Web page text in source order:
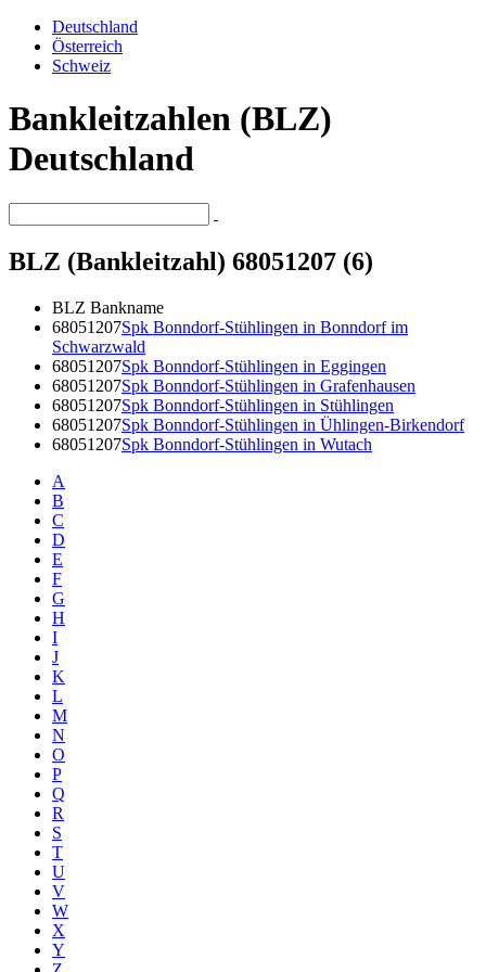
Deutschland
Österreich
Schweiz
Bankleitzahlen (BLZ)
Deutschland
BLZ (Bankleitzahl) 68051207 (6)
BLZ Bankname
68051207Spk Bonndorf-Stühlingen in Bonndorf im
Schwarzwald
68051207Spk Bonndorf-Stühlingen in Eggingen
68051207Spk Bonndorf-Stühlingen in Grafenhausen
68051207Spk Bonndorf-Stühlingen in Stühlingen
68051207Spk Bonndorf-Stühlingen in Ühlingen-Birkendorf
68051207Spk Bonndorf-Stühlingen in Wutach
A
B
C
D
E
F
G
H
I
J
K
L
M
N
O
P
Q
R
S
T
U
V
W
X
Y